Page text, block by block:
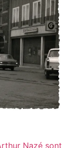
Nazé sont